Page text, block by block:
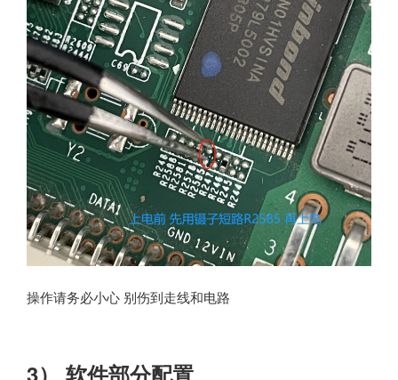
操作请务必小心 别伤到走线和电路